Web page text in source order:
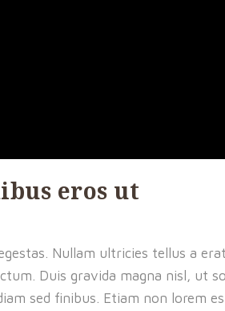
eros ut
Nullam ultricies tellus a
Duis gravida magna nisl, ut
sed finibus. Etiam non lorem